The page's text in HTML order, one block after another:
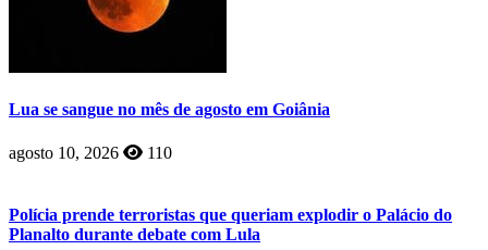
Lua se sangue no mês de agosto em Goiânia
agosto 10, 2026 110
Polícia prende terroristas que queriam explodir o Palácio do
Planalto durante debate com Lula